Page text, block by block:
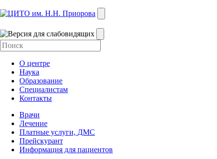
О центре
Наука
Образование
Специалистам
Контакты
Врачи
Лечение
Платные услуги, ДМС
Прейскурант
Информация для пациентов